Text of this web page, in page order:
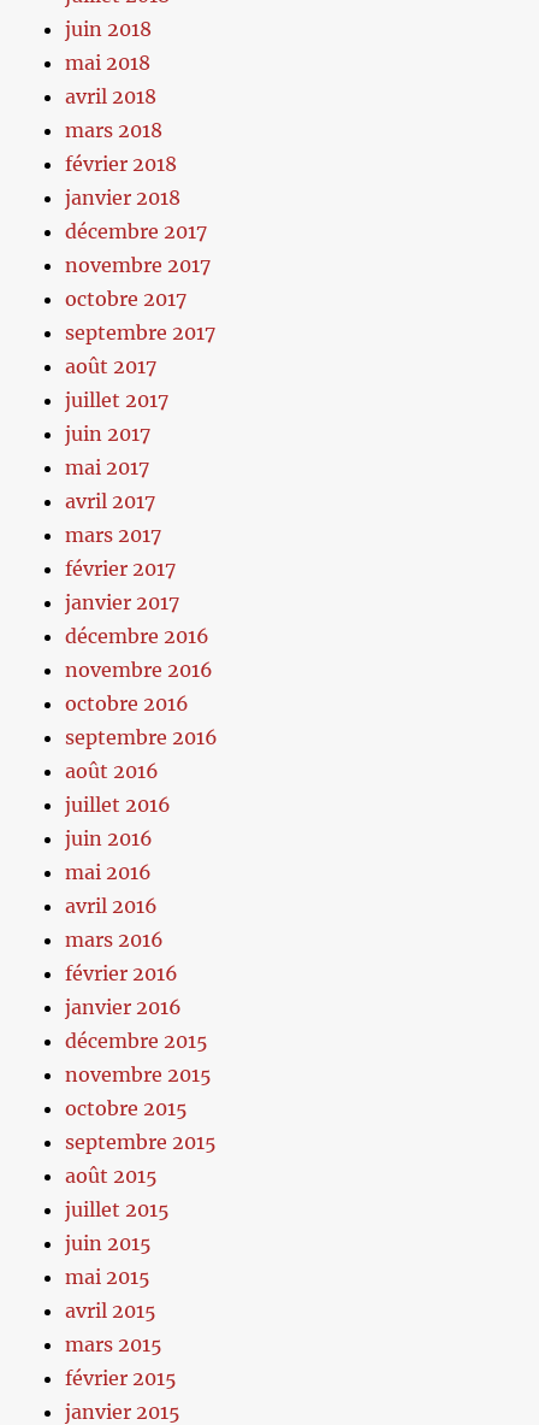
juin 2018
mai 2018
avril 2018
mars 2018
février 2018
janvier 2018
décembre 2017
novembre 2017
octobre 2017
septembre 2017
août 2017
juillet 2017
juin 2017
mai 2017
avril 2017
mars 2017
février 2017
janvier 2017
décembre 2016
novembre 2016
octobre 2016
septembre 2016
août 2016
juillet 2016
juin 2016
mai 2016
avril 2016
mars 2016
février 2016
janvier 2016
décembre 2015
novembre 2015
octobre 2015
septembre 2015
août 2015
juillet 2015
juin 2015
mai 2015
avril 2015
mars 2015
février 2015
janvier 2015